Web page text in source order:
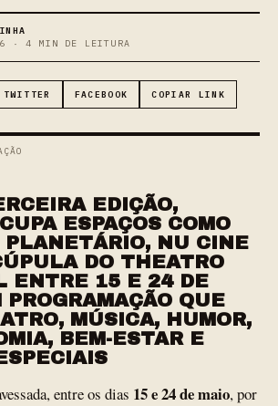
· 4 MIN DE LEITURA
FACEBOOK COPIAR LINK
EDIÇÃO,
ESPAÇOS COMO
PLANETÁRIO, NU CINE
DO THEATRO
ENTRE 15 E 24 DE
PROGRAMAÇÃO QUE
MÚSICA, HUMOR,
BEM-ESTAR E
entre os dias 15 e 24 de maio, por